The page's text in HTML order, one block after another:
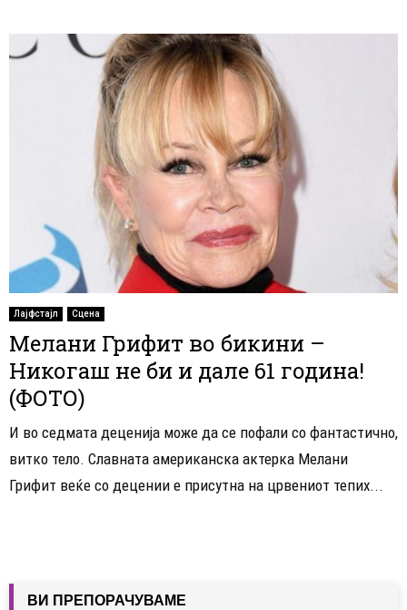
Лајфстајл Сцена
Мелани Грифит во бикини –
Никогаш не би и дале 61 година!
(ФОТО)
И во седмата деценија може да се пофали со фантастично,
витко тело. Славната американска актерка Мелани
Грифит веќе со децении е присутна на црвениот тепих...
ВИ ПРЕПОРАЧУВАМЕ